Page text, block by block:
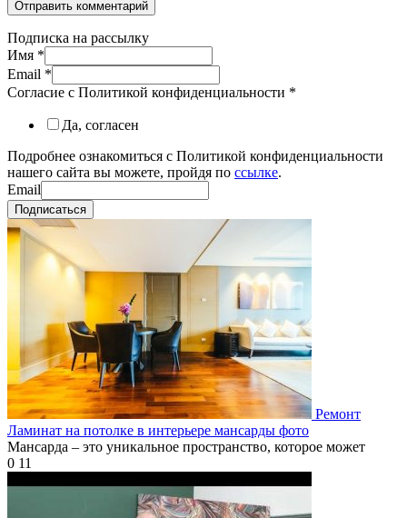
Подписка на рассылку
Имя *
Email *
Согласие с Политикой конфиденциальности *
Да, согласен
Подробнее ознакомиться с Политикой конфиденциальности
нашего сайта вы можете, пройдя по ссылке.
Email
Подписаться
Ремонт
Ламинат на потолке в интерьере мансарды фото
Мансарда – это уникальное пространство, которое может
0 11